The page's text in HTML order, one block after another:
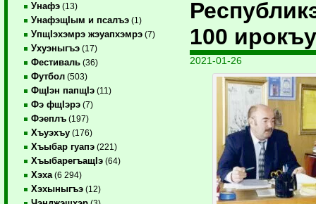
Унафэ (13)
УнафэщIым и псалъэ (1)
УпщIэхэмрэ жэуапхэмрэ (7)
Ухуэныгъэ (17)
Фестиваль (36)
Футбол (503)
ФщIэн папщIэ (11)
Фэ фщIэрэ (7)
Фэеплъ (197)
Хъуэхъу (176)
Хъыбар гуапэ (221)
ХъыбарегъащIэ (64)
Хэха (6 294)
Хэхыныгъэ (12)
100
2021-01-26